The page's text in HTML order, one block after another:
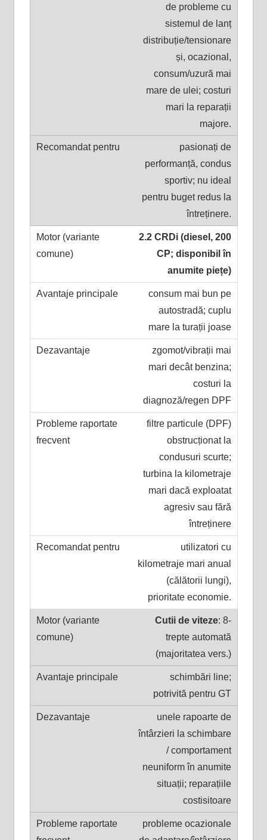
de probleme cu
sistemul de lanț
distribuție/tensionare
și, ocazional,
consum/uzură mai
mare de ulei; costuri
mari la reparații
majore.
pasionați de
performanță, condus
sportiv; nu ideal
pentru buget redus la
întreținere.
2.2 CRDi (diesel, 200
CP; disponibil în
anumite piețe)
consum mai bun pe
autostradă; cuplu
mare la turații joase
zgomot/vibrații mai
mari decât benzina;
costuri la
diagnoză/regen DPF
filtre particule (DPF)
obstrucționat la
condusuri scurte;
turbina la kilometraje
mari dacă exploatat
agresiv sau fără
întreținere
utilizatori cu
kilometraje mari anual
(călătorii lungi),
prioritate economie.
Cutii de viteze: 8-
trepte automată
(majoritatea vers.)
schimbări line;
potrivită pentru GT
unele rapoarte de
întârzieri la schimbare
/ comportament
neuniform în anumite
situații; reparațiile
costisitoare
probleme ocazionale